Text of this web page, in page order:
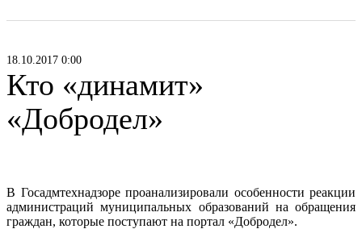
18.10.2017 0:00
Кто «динамит»
«Добродел»
В Госадмтехнадзоре проанализировали особенности реакции
администраций муниципальных образований на обращения
граждан, которые поступают на портал «Добродел».